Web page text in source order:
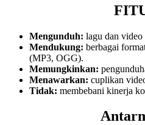
Mengunduh: lagu dan video
Mendukung: berbagai
(MP3, OGG).
Memungkinkan:
Menawarkan: cuplikan
Tidak: membebani kinerja